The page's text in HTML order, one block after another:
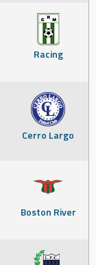
Racing
Cerro Largo
Boston River